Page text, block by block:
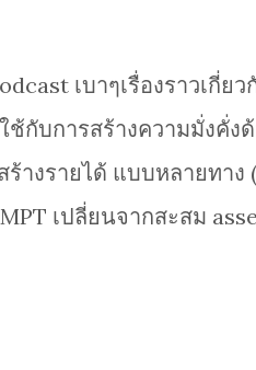
news/
made-7-7-
news/
the-good-the-bad-
เบาๆเรื่องราวเกี่ย
กับการสร้างความมั่งคั่ง
างรายได้ แบบหลายทา
เปลี่ยนจากสะสม